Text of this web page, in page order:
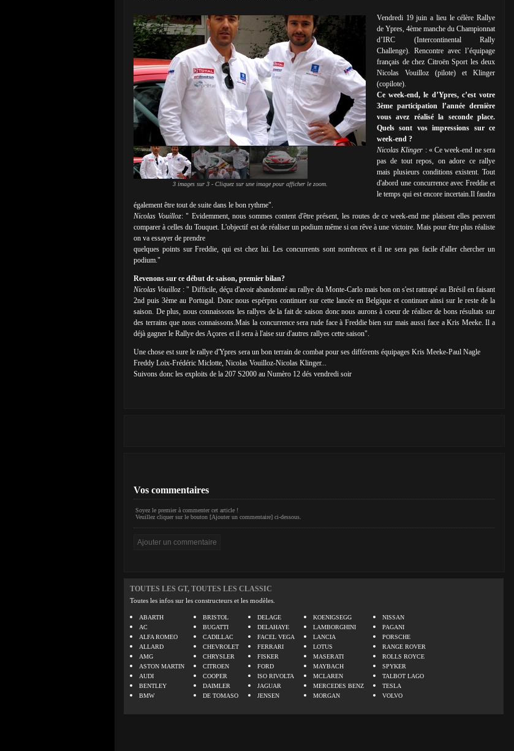
3 images sur 3 - Cliquez sur une image pour afficher le zoom.
Vendredi 19 juin a lieu le célère Rallye
de Ypres, 4ème manche du Championnat
d’IRC (Intercontinental Rally
Challenge). Rencontre avec l’équipage
français de chez Citroën Sport les deux
Nicolas Vouilloz (pilote) et Klinger
(copilote).
Ce week-end, le d’Ypres, c’est votre
3ème participation l’année dernière
vous avez réalisé la seconde place.
Quels sont vos impressions sur ce
week-end ?
Nicolas Klinger : « Ce week-end ne sera
pas de tout repos, on adore ce rallye
mais plusieurs conditions existent. Tout
d'abord une concurrence avec Freddie et
le temps qui est encore incertain.Il faudra
également être tout de suite dans le bon rythme".
Nicolas Vouilloz: " Evidemment, nous sommes content d'être présent, les routes de ce week-end me plaisent elles peuvent
comparer à celles du Touquet. L'objectif est de réaliser un podium même si on rêve à une victoire. Mais pour être plus réaliste
on va essayer de prendre
quelques points sur Freddie, qui est chez lui. Les concurrents sont nombreux et il ne sera pas facile d'aller chercher un
podium."
Revenons sur ce début de saison, premier bilan?
Nicolas Vouilloz : " Difficile, déçu d'avoir abandonné au rallye du Monte-Carlo mais bon on s'est rattrapé au Brésil en faisant
2nd puis 3ème au Portugal. Donc nous espérpns continuer sur cette lancée en Belgique et continuer ainsi sur le reste de la
saison. De plus, nous connaissons les rallyes de la fait de saison donc nous aurons à coeur de réaliser de bons résultats sur
des terrains que nous connaissons.Mais la concurrence sera rude face à Freddie bien sur mais aussi face a Kris Meeke. Il a
déjà gagner le Rallye des Açores et il sera à l'aise sur d'autres rallyes cette saison".
Une chose est sure le rallye d'Ypres sera un bon terrain de combat pour ses différents équipages Kris Meeke-Paul Nagle
Freddy Loix-Frédéric Miclotte, Nicolas Vouilloz-Nicolas Klinger...
Suivons donc les exploits de la 207 S2000 au Numèro 12 dés vendredi soir
Vos commentaires
Soyez le premier à commenter cet article !
Veuillez cliquer sur le bouton [Ajouter un commentaire] ci-dessous.
TOUTES LES GT, TOUTES LES CLASSIC
Toutes les infos sur les constructeurs et les modèles.
ABARTH
AC
ALFA ROMEO
ALLARD
AMG
ASTON MARTIN
AUDI
BENTLEY
BMW
BRISTOL
BUGATTI
CADILLAC
CHEVROLET
CHRYSLER
CITROEN
COOPER
DAIMLER
DE TOMASO
DELAGE
DELAHAYE
FACEL VEGA
FERRARI
FISKER
FORD
ISO RIVOLTA
JAGUAR
JENSEN
KOENIGSEGG
LAMBORGHINI
LANCIA
LOTUS
MASERATI
MAYBACH
MCLAREN
MERCEDES BENZ
MORGAN
NISSAN
PAGANI
PORSCHE
RANGE ROVER
ROLLS ROYCE
SPYKER
TALBOT LAGO
TESLA
VOLVO